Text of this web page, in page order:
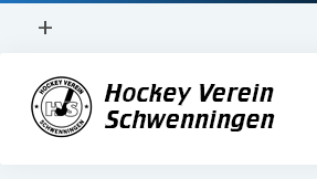
Menü
+
Impressum
Datenschutz